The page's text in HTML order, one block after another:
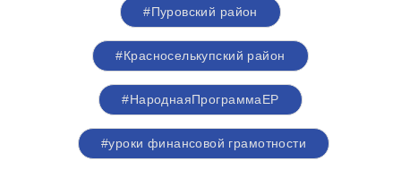
#Пуровский район
#Красноселькупский район
#НароднаяПрограммаЕР
#уроки финансовой грамотности